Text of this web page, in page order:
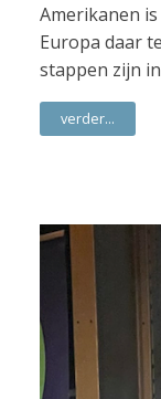
Amerikanen
Europa daar
stappen zijn
verder...